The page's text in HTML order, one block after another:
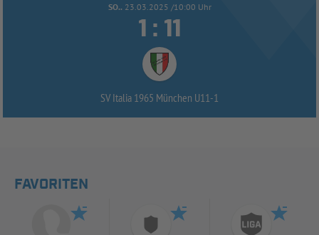
SO.. 23.03.2025 /10:00 Uhr
 : 
SV Italia 1965 München U11-1
FAVORITEN